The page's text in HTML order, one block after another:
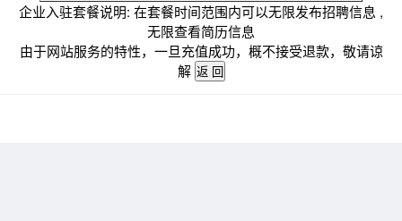
企业入驻套餐说明: 在套餐时间范围内可以无限发布招聘信息 ,
无限查看简历信息
由于网站服务的特性，一旦充值成功，概不接受退款，敬请谅
解